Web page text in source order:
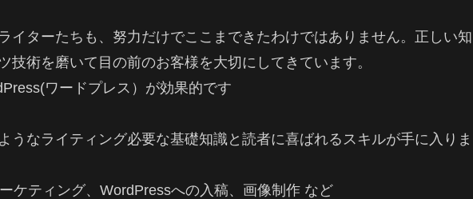
イターたちも、努力だけでここまできたわけではありません。正しい知
技術を磨いて目の前のお客様を大切にしてきています。
ワードプレス）が効果的です
うなライティング必要な基礎知識と読者に喜ばれるスキルが手に入りま
ケティング、WordPressへの入稿、画像制作 など